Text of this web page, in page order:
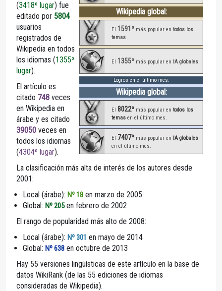
Wikipedia global:
El 1591º más popular en todos los
temas.
El 1355º más popular en IA globales
Logros en el último mes:
Wikipedia global:
El 8022º más popular en todos los
temas en el último mes.
El 7407º más popular en IA globales
en el último mes.
(3418º lugar) fue
editado por 5804
usuarios
registrados de
Wikipedia en todos
los idiomas (1355º
lugar).
El artículo es
citado 748 veces
en Wikipedia en
árabe y es citado
39050 veces en
todos los idiomas
(4304º lugar).
La clasificación más alta de interés de los autores desde
2001:
Local (árabe): Nº 18 en marzo de 2005
Global: Nº 205en febrero de 2002
El rango de popularidad más alto de 2008:
Local (árabe): Nº 301 en mayo de 2014
Global: Nº 638 en octubre de 2013
Hay 55 versiones lingüísticas de este artículo en la base de
datos WikiRank (de las 55 ediciones de idiomas
consideradas de Wikipedia).